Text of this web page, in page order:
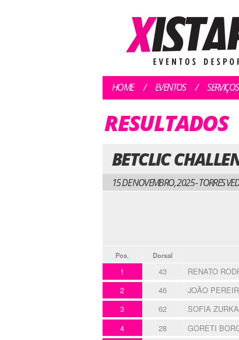
HOME EVENTOS SERVIÇOS
RESULTADOS
BETCLIC
15 DE NOVEMBRO, 2025 - TORRES
Pos. Dorsal
1 43 RENATO
2 46 JOÃO
3 62 SOFIA ZURKA
4 28 GORETI